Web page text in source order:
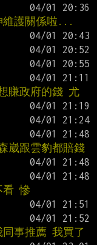
維護關係啦...
賺政府的錢 尤
崴跟雲豹都賠錢
看 慘
事推薦 我買了